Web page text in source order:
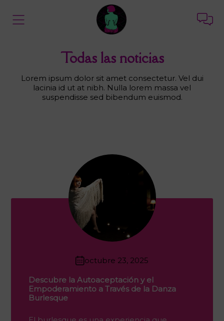
Todas las noticias
Lorem ipsum dolor sit amet consectetur. Vel dui
lacinia id ut at nibh. Nulla lorem massa vel
suspendisse sed bibendum euismod.
octubre 23, 2025
Descubre la Autoaceptación y el
Empoderamiento a Través de la Danza
Burlesque